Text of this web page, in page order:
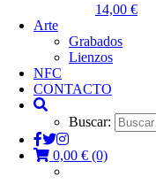
14,00 €
Arte
Grabados
Lienzos
NFC
CONTACTO
Buscar:
0,00 € (0)